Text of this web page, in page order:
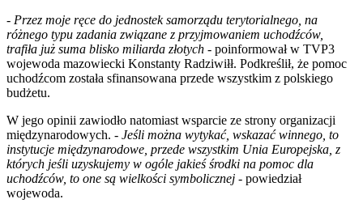
- Przez moje ręce do jednostek samorządu terytorialnego, na
różnego typu zadania związane z przyjmowaniem uchodźców,
trafiła już suma blisko miliarda złotych - poinformował w TVP3
wojewoda mazowiecki Konstanty Radziwiłł. Podkreślił, że pomoc
uchodźcom została sfinansowana przede wszystkim z polskiego
budżetu.
W jego opinii zawiodło natomiast wsparcie ze strony organizacji
międzynarodowych. - Jeśli można wytykać, wskazać winnego, to
instytucje międzynarodowe, przede wszystkim Unia Europejska, z
których jeśli uzyskujemy w ogóle jakieś środki na pomoc dla
uchodźców, to one są wielkości symbolicznej - powiedział
wojewoda.